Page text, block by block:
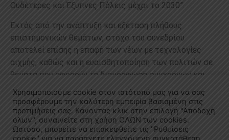
Ουδέτερες και Έξυπνες Πόλεις μέχρι το 2030”.
Εκτός από την ανάπτυξη και εξέταση πλήθους
επιστημονικών θεμάτων, στόχο του συνεδρίου
αποτελεί επίσης η επαφή των νέων με τεχνολογίες
αιχμής, καθώς και η ευαισθητοποίηση των πολιτών σε
θέματα που αφορούν τη διαμόρφωση συγχρόνων και
ανθεκτικών στην κλιματική αλλαγή πόλεων.
Μάθε περισσότερα...
Χρησιμοποιούμε cookie στον ιστότοπό μας για να σας
προσφέρουμε την καλύτερη εμπειρία βασισμένη στις
προτιμήσεις σας. Κάνοντας κλικ στην επιλογή "Αποδοχή
όλων", συναινείτε στη χρήση ΟΛΩΝ των cookies.
Ωστόσο, μπορείτε να επισκεφθείτε τις "Ρυθμίσεις